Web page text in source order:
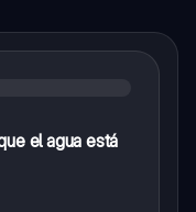
el agua está